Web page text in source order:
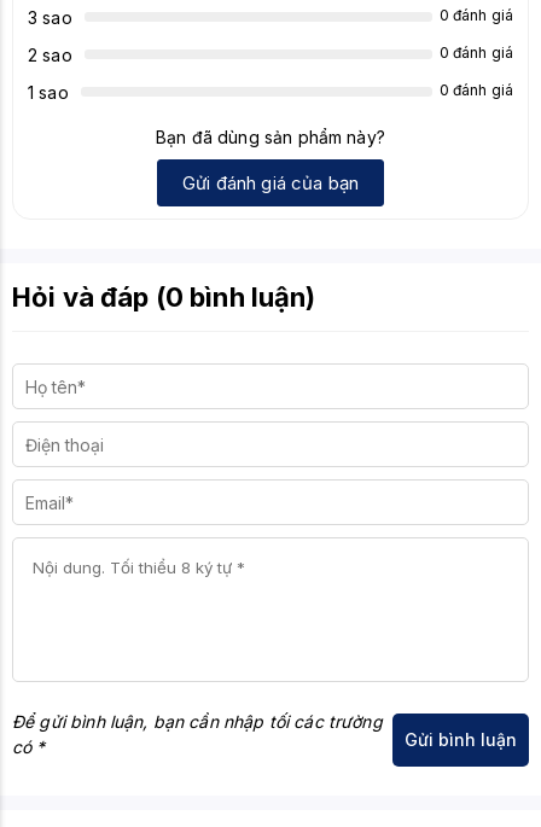
LED
Cho phép lắp quạt làm quạt hút gió vào case
(intake) nhưng vẫn khoe được trọn vẹn mặt
LED vô cực đẹp nhất.
3 sao 0 đánh giá
2 sao 0 đánh giá
1 sao 0 đánh giá
Bạn đã dùng sản phẩm này?
Gửi đánh giá của bạn
Hỏi và đáp (0 bình luận)
Để gửi bình luận, bạn cần nhập tối các trường
có *